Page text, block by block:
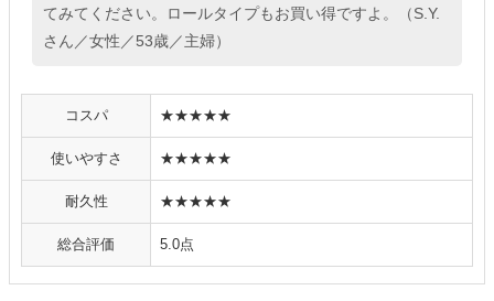
てみてください。ロールタイプもお買い得ですよ。（S.Y.
さん／女性／53歳／主婦）
コスパ ★★★★★
使いやすさ ★★★★★
耐久性 ★★★★★
総合評価 5.0点